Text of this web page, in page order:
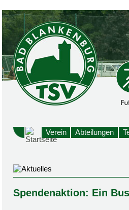
Verein Abteilungen
Spendenaktion: Ein